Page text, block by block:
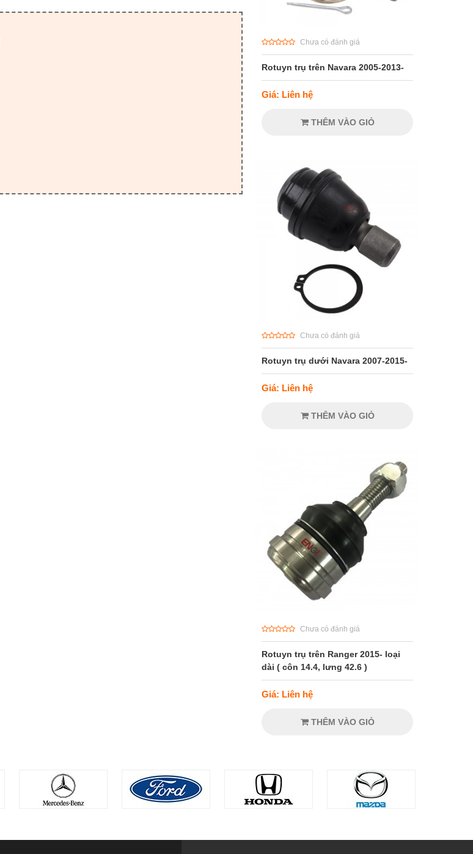
Chưa có đánh giá
Rotuyn trụ trên Navara 2005-2013-
Giá: Liên hệ
THÊM VÀO GIỎ
Chưa có đánh giá
Rotuyn trụ dưới Navara 2007-2015-
Giá: Liên hệ
THÊM VÀO GIỎ
Chưa có đánh giá
Rotuyn trụ trên Ranger 2015- loại
dài ( côn 14.4, lưng 42.6 )
Giá: Liên hệ
THÊM VÀO GIỎ